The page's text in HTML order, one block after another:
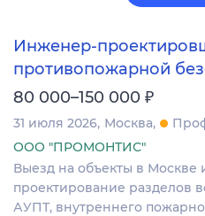
Инженер-
противопожарной
80 000–150 000 ₽
31 июля 2026 Москва
ООО "ПРОМОНТИС"
Выезд на объекты в
проектирование разделов
АУПТ, внутреннего